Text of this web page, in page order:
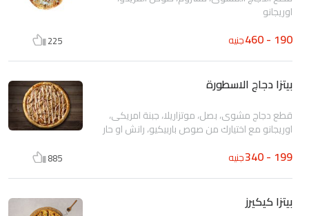
اوريجانو
190 - 460 جنيه 225
بيتزا دجاج الاسطورة
قطع دجاج مشوى، بصل، موتزاريلا، جبنة امريكى،
اوريجانو مع اختيارك من صوص باربيكيو، رانش او حار
199 - 340 جنيه 885
بيتزا كيكيرز